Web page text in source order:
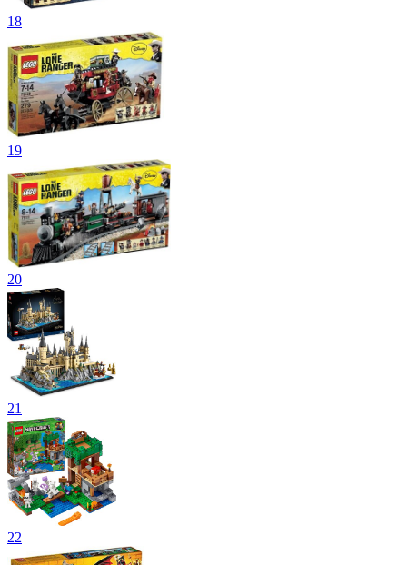
18
19
20
21
22